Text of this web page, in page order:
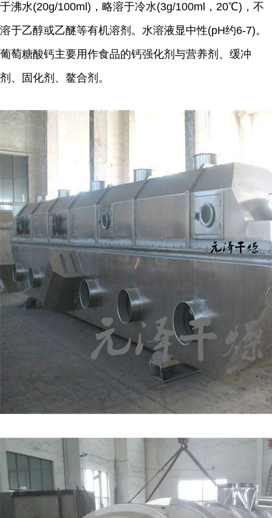
于沸水(20g/100ml)，略溶于冷水(3g/100ml，20℃)，不
溶于乙醇或乙醚等有机溶剂。水溶液显中性(pH约6-7)。
葡萄糖酸钙主要用作食品的钙强化剂与营养剂、缓冲
剂、固化剂、鳌合剂。